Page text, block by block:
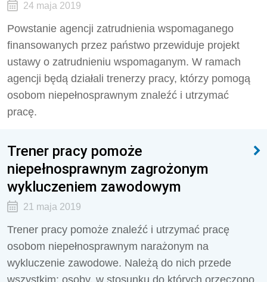
24 maja 2019
Powstanie agencji zatrudnienia wspomaganego
finansowanych przez państwo przewiduje projekt
ustawy o zatrudnieniu wspomaganym. W ramach
agencji będą działali trenerzy pracy, którzy pomogą
osobom niepełnosprawnym znaleźć i utrzymać
pracę.
Trener pracy pomoże
niepełnosprawnym zagrożonym
wykluczeniem zawodowym
21 maja 2019
Trener pracy pomoże znaleźć i utrzymać pracę
osobom niepełnosprawnym narażonym na
wykluczenie zawodowe. Należą do nich przede
wszystkim: osoby, w stosunku do których orzeczono